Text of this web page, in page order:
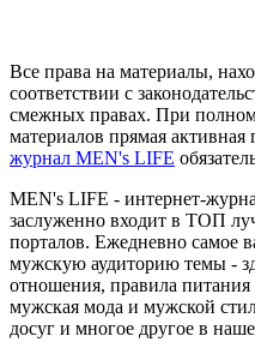
Все права на материалы,
соответствии с
смежных правах. При
материалов прямая активная
журнал MEN's LIFE
MEN's LIFE - интернет-
заслуженно входит в ТОП
порталов. Ежедневно самое
мужскую аудиторию темы -
отношения, правила
мужская мода и мужской
досуг и многое другое в